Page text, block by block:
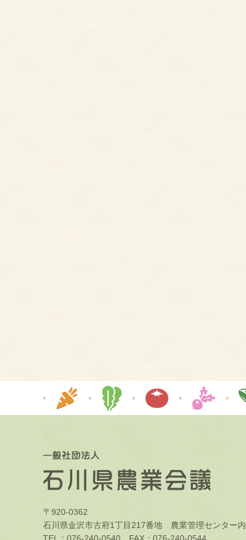
〒920-0362
石川県金沢市古府1丁目217番地 農業管理センター内